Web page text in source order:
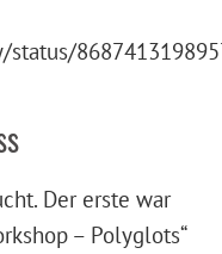
Der erste war
– Polyglots“